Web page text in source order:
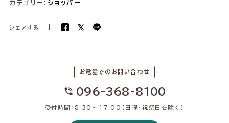
カテゴリー： ショッパー
シェアする
お電話でのお問い合わせ
096-368-8100
受付時間：8:30〜17:00（日曜・祝祭日を除く）